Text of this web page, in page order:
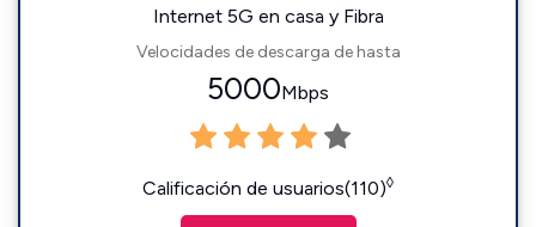
Internet 5G en casa y Fibra
Velocidades de descarga de hasta
5000Mbps
Calificación de usuarios(110)◊